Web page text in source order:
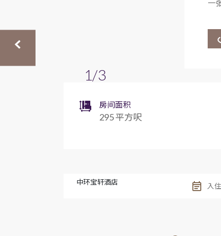
1/3
一
房间面积
295 平方呎
中环宝轩酒店